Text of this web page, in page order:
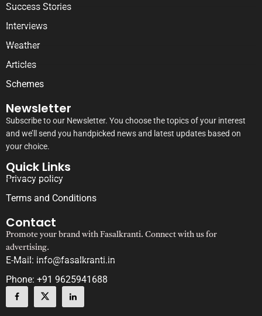
Success Stories
Interviews
Weather
Articles
Schemes
Newsletter
Subscribe to our Newsletter. You choose the topics of your interest
and we’ll send you handpicked news and latest updates based on
your choice.
Quick Links
Privacy policy
Terms and Conditions
Contact
Promote your brand with Fasalkranti. Connect with us for
advertising.
E-Mail: info@fasalkranti.in
Phone: +91 9625941688